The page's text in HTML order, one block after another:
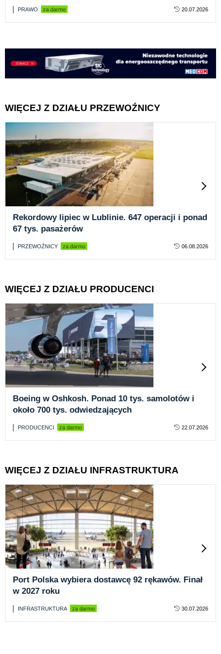
PRAWO za darmo 20.07.2026
WIĘCEJ Z DZIAŁU PRZEWOŹNICY
Rekordowy lipiec w Lublinie. 647 operacji i ponad
67 tys. pasażerów
PRZEWOŹNICY za darmo 06.08.2026
WIĘCEJ Z DZIAŁU PRODUCENCI
Boeing w Oshkosh. Ponad 10 tys. samolotów i
około 700 tys. odwiedzających
PRODUCENCI za darmo 22.07.2026
WIĘCEJ Z DZIAŁU INFRASTRUKTURA
Port Polska wybiera dostawcę 92 rękawów. Finał
w 2027 roku
INFRASTRUKTURA za darmo 30.07.2026